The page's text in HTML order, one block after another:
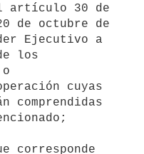
artículo 30 de
de octubre de
Ejecutivo a
los
cuyas
comprendidas